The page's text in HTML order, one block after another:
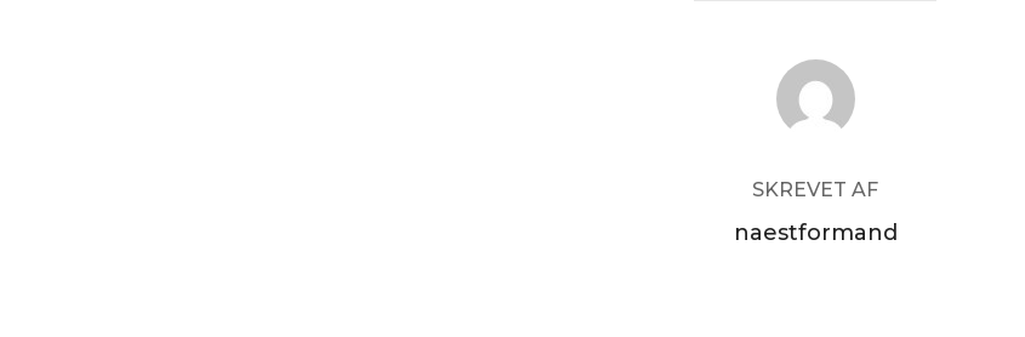
FORFATTER
SKREVET AF
naestformand